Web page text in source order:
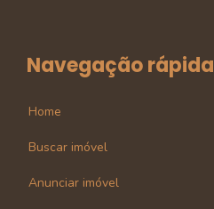
Navegação rápida
Home
Buscar imóvel
Anunciar imóvel